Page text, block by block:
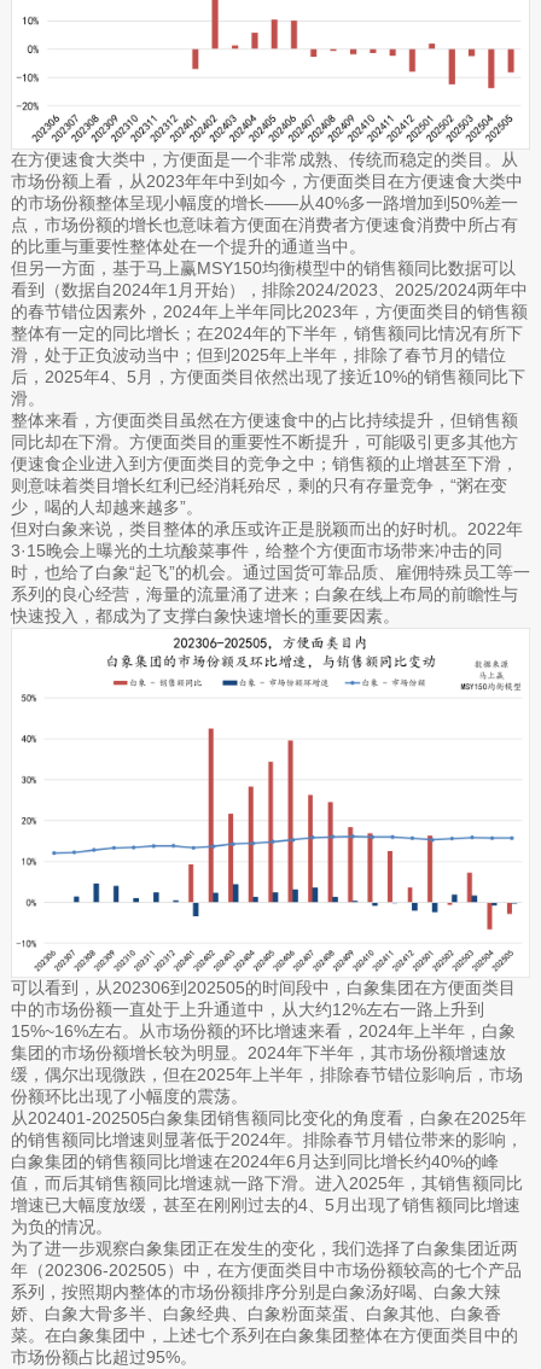
在方便速食大类中，方便面是一个非常成熟、传统而稳定的类目。从
市场份额上看，从2023年年中到如今，方便面类目在方便速食大类中
的市场份额整体呈现小幅度的增长——从40%多一路增加到50%差一
点，市场份额的增长也意味着方便面在消费者方便速食消费中所占有
的比重与重要性整体处在一个提升的通道当中。
但另一方面，基于马上赢MSY150均衡模型中的销售额同比数据可以
看到（数据自2024年1月开始），排除2024/2023、2025/2024两年中
的春节错位因素外，2024年上半年同比2023年，方便面类目的销售额
整体有一定的同比增长；在2024年的下半年，销售额同比情况有所下
滑，处于正负波动当中；但到2025年上半年，排除了春节月的错位
后，2025年4、5月，方便面类目依然出现了接近10%的销售额同比下
滑。
整体来看，方便面类目虽然在方便速食中的占比持续提升，但销售额
同比却在下滑。方便面类目的重要性不断提升，可能吸引更多其他方
便速食企业进入到方便面类目的竞争之中；销售额的止增甚至下滑，
则意味着类目增长红利已经消耗殆尽，剩的只有存量竞争，“粥在变
少，喝的人却越来越多”。
但对白象来说，类目整体的承压或许正是脱颖而出的好时机。2022年
3·15晚会上曝光的土坑酸菜事件，给整个方便面市场带来冲击的同
时，也给了白象“起飞”的机会。通过国货可靠品质、雇佣特殊员工等一
系列的良心经营，海量的流量涌了进来；白象在线上布局的前瞻性与
快速投入，都成为了支撑白象快速增长的重要因素。
可以看到，从202306到202505的时间段中，白象集团在方便面类目
中的市场份额一直处于上升通道中，从大约12%左右一路上升到
15%~16%左右。从市场份额的环比增速来看，2024年上半年，白象
集团的市场份额增长较为明显。2024年下半年，其市场份额增速放
缓，偶尔出现微跌，但在2025年上半年，排除春节错位影响后，市场
份额环比出现了小幅度的震荡。
从202401-202505白象集团销售额同比变化的角度看，白象在2025年
的销售额同比增速则显著低于2024年。排除春节月错位带来的影响，
白象集团的销售额同比增速在2024年6月达到同比增长约40%的峰
值，而后其销售额同比增速就一路下滑。进入2025年，其销售额同比
增速已大幅度放缓，甚至在刚刚过去的4、5月出现了销售额同比增速
为负的情况。
为了进一步观察白象集团正在发生的变化，我们选择了白象集团近两
年（202306-202505）中，在方便面类目中市场份额较高的七个产品
系列，按照期内整体的市场份额排序分别是白象汤好喝、白象大辣
娇、白象大骨多半、白象经典、白象粉面菜蛋、白象其他、白象香
菜。在白象集团中，上述七个系列在白象集团整体在方便面类目中的
市场份额占比超过95%。